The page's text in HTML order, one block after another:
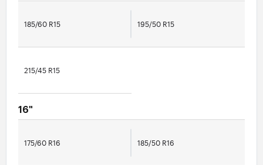
185/60 R15 195/50 R15
215/45 R15
16"
175/60 R16 185/50 R16